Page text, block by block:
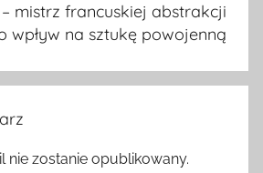
mistrz francuskiej abstrakcji
wpływ na sztukę powojenną
nie zostanie opublikowany.